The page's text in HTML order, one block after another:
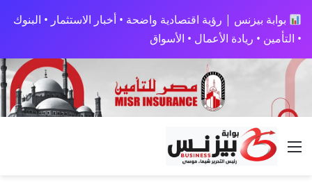
بوابة بيزنس | رؤية اقتصادية واضحة • أخبار الاستثمار • البنوك
• التأمين • ريادة الأعمال • الأسواق
القائمة